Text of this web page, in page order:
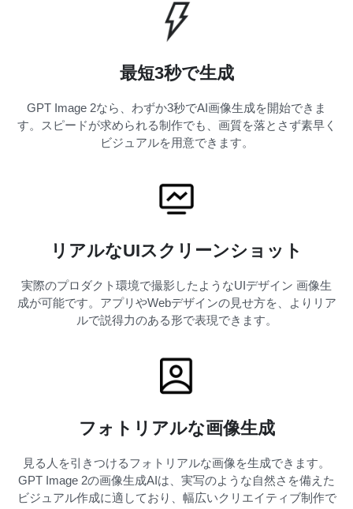
最短3秒で生成
GPT Image 2なら、わずか3秒でAI画像生成を開始できま
す。スピードが求められる制作でも、画質を落とさず素早く
ビジュアルを用意できます。
リアルなUIスクリーンショット
実際のプロダクト環境で撮影したようなUIデザイン 画像生
成が可能です。アプリやWebデザインの見せ方を、よりリア
ルで説得力のある形で表現できます。
フォトリアルな画像生成
見る人を引きつけるフォトリアルな画像を生成できます。
GPT Image 2の画像生成AIは、実写のような自然さを備えた
ビジュアル作成に適しており、幅広いクリエイティブ制作で